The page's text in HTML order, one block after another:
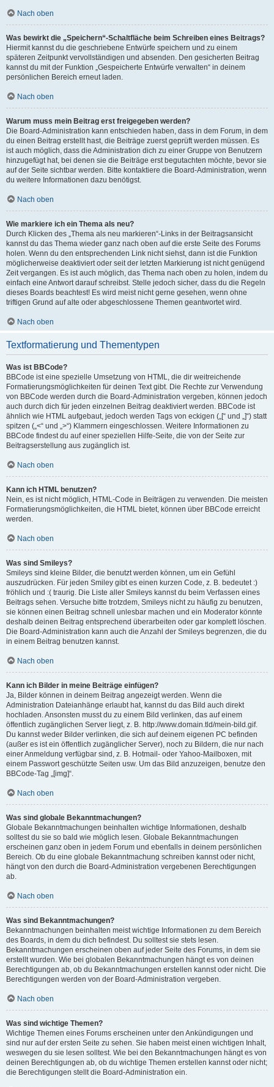
Nach oben
Was bewirkt die „Speichern“-Schaltfläche beim Schreiben eines Beitrags?
Hiermit kannst du die geschriebene Entwürfe speichern und zu einem
späteren Zeitpunkt vervollständigen und absenden. Den gesicherten Beitrag
kannst du mit der Funktion „Gespeicherte Entwürfe verwalten“ in deinem
persönlichen Bereich erneut laden.
Nach oben
Warum muss mein Beitrag erst freigegeben werden?
Die Board-Administration kann entschieden haben, dass in dem Forum, in dem
du einen Beitrag erstellt hast, die Beiträge zuerst geprüft werden müssen. Es
ist auch möglich, dass die Administration dich zu einer Gruppe von Benutzern
hinzugefügt hat, bei denen sie die Beiträge erst begutachten möchte, bevor sie
auf der Seite sichtbar werden. Bitte kontaktiere die Board-Administration, wenn
du weitere Informationen dazu benötigst.
Nach oben
Wie markiere ich ein Thema als neu?
Durch Klicken des „Thema als neu markieren“-Links in der Beitragsansicht
kannst du das Thema wieder ganz nach oben auf die erste Seite des Forums
holen. Wenn du den entsprechenden Link nicht siehst, dann ist die Funktion
möglicherweise deaktiviert oder seit der letzten Markierung ist nicht genügend
Zeit vergangen. Es ist auch möglich, das Thema nach oben zu holen, indem du
einfach eine Antwort darauf schreibst. Stelle jedoch sicher, dass du die Regeln
dieses Boards beachtest! Es wird meist nicht gerne gesehen, wenn ohne
triftigen Grund auf alte oder abgeschlossene Themen geantwortet wird.
Nach oben
Textformatierung und Thementypen
Was ist BBCode?
BBCode ist eine spezielle Umsetzung von HTML, die dir weitreichende
Formatierungsmöglichkeiten für deinen Text gibt. Die Rechte zur Verwendung
von BBCode werden durch die Board-Administration vergeben, können jedoch
auch durch dich für jeden einzelnen Beitrag deaktiviert werden. BBCode ist
ähnlich wie HTML aufgebaut, jedoch werden Tags von eckigen („[“ und „]“) statt
spitzen („<“ und „>“) Klammern eingeschlossen. Weitere Informationen zu
BBCode findest du auf einer speziellen Hilfe-Seite, die von der Seite zur
Beitragserstellung aus zugänglich ist.
Nach oben
Kann ich HTML benutzen?
Nein, es ist nicht möglich, HTML-Code in Beiträgen zu verwenden. Die meisten
Formatierungsmöglichkeiten, die HTML bietet, können über BBCode erreicht
werden.
Nach oben
Was sind Smileys?
Smileys sind kleine Bilder, die benutzt werden können, um ein Gefühl
auszudrücken. Für jeden Smiley gibt es einen kurzen Code, z. B. bedeutet :)
fröhlich und :( traurig. Die Liste aller Smileys kannst du beim Verfassen eines
Beitrags sehen. Versuche bitte trotzdem, Smileys nicht zu häufig zu benutzen,
sie können einen Beitrag schnell unlesbar machen und ein Moderator könnte
deshalb deinen Beitrag entsprechend überarbeiten oder gar komplett löschen.
Die Board-Administration kann auch die Anzahl der Smileys begrenzen, die du
in einem Beitrag benutzen kannst.
Nach oben
Kann ich Bilder in meine Beiträge einfügen?
Ja, Bilder können in deinem Beitrag angezeigt werden. Wenn die
Administration Dateianhänge erlaubt hat, kannst du das Bild auch direkt
hochladen. Ansonsten musst du zu einem Bild verlinken, das auf einem
öffentlich zugänglichen Server liegt, z. B. http://www.domain.tld/mein-bild.gif.
Du kannst weder Bilder verlinken, die sich auf deinem eigenen PC befinden
(außer es ist ein öffentlich zugänglicher Server), noch zu Bildern, die nur nach
einer Anmeldung verfügbar sind, z. B. Hotmail- oder Yahoo-Mailboxen, mit
einem Passwort geschützte Seiten usw. Um das Bild anzuzeigen, benutze den
BBCode-Tag „[img]“.
Nach oben
Was sind globale Bekanntmachungen?
Globale Bekanntmachungen beinhalten wichtige Informationen, deshalb
solltest du sie so bald wie möglich lesen. Globale Bekanntmachungen
erscheinen ganz oben in jedem Forum und ebenfalls in deinem persönlichen
Bereich. Ob du eine globale Bekanntmachung schreiben kannst oder nicht,
hängt von den durch die Board-Administration vergebenen Berechtigungen
ab.
Nach oben
Was sind Bekanntmachungen?
Bekanntmachungen beinhalten meist wichtige Informationen zu dem Bereich
des Boards, in dem du dich befindest. Du solltest sie stets lesen.
Bekanntmachungen erscheinen oben auf jeder Seite des Forums, in dem sie
erstellt wurden. Wie bei globalen Bekanntmachungen hängt es von deinen
Berechtigungen ab, ob du Bekanntmachungen erstellen kannst oder nicht. Die
Berechtigungen werden von der Board-Administration vergeben.
Nach oben
Was sind wichtige Themen?
Wichtige Themen eines Forums erscheinen unter den Ankündigungen und
sind nur auf der ersten Seite zu sehen. Sie haben meist einen wichtigen Inhalt,
weswegen du sie lesen solltest. Wie bei den Bekanntmachungen hängt es von
deinen Berechtigungen ab, ob du wichtige Themen erstellen kannst oder nicht;
die Berechtigungen stellt die Board-Administration ein.